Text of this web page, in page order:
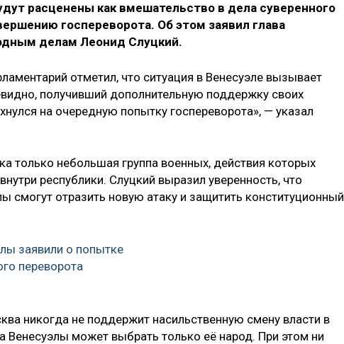
расценены как вмешательство в дела суверенного
госпереворота. Об этом заявил глава
делам Леонид Слуцкий.
отметил, что ситуация в Венесуэле вызывает
получивший дополнительную поддержку своих
на очередную попытку госпереворота», — указал
только небольшая группа военных, действия которых
республики. Слуцкий выразил уверенность, что
смогут отразить новую атаку и защитить конституционный
заявили о попытке
переворота
никогда не поддержит насильственную смену власти в
Венесуэлы может выбрать только её народ. При этом ни